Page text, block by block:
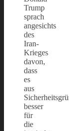
Trump
sprach
angesichts
des
Iran-
Krieges
davon,
dass
es
aus
besser
für
die